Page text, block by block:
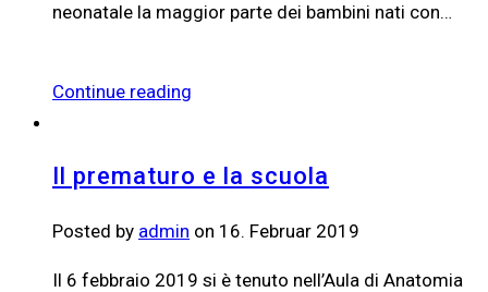
neonatale la maggior parte dei bambini nati con…
Continue reading
Il prematuro e la scuola
Posted by admin on 16. Februar 2019
Il 6 febbraio 2019 si è tenuto nell’Aula di Anatomia